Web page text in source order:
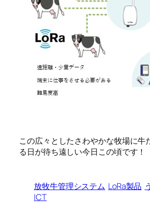
この広々としたさわやかな牧場に牛
る日が待ち遠しい今日この頃です！
放牧牛管理システム LoRa製品
ICT